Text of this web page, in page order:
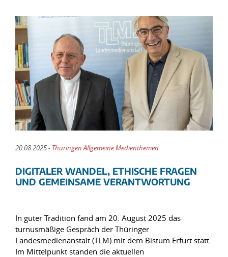
20.08.2025 - Thüringen Allgemeine Medienthemen
DIGITALER WANDEL, ETHISCHE FRAGEN
UND GEMEINSAME VERANTWORTUNG
In guter Tradition fand am 20. August 2025 das
turnusmäßige Gespräch der Thüringer
Landesmedienanstalt (TLM) mit dem Bistum Erfurt statt.
Im Mittelpunkt standen die aktuellen